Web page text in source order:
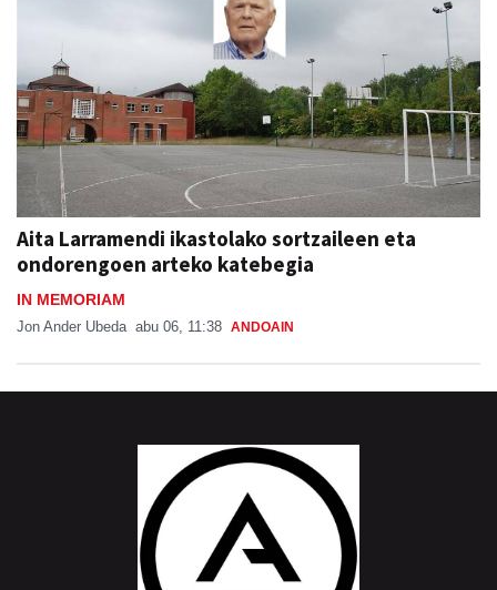
Aita Larramendi ikastolako sortzaileen eta
ondorengoen arteko katebegia
IN MEMORIAM
Jon Ander Ubeda abu 06, 11:38 ANDOAIN